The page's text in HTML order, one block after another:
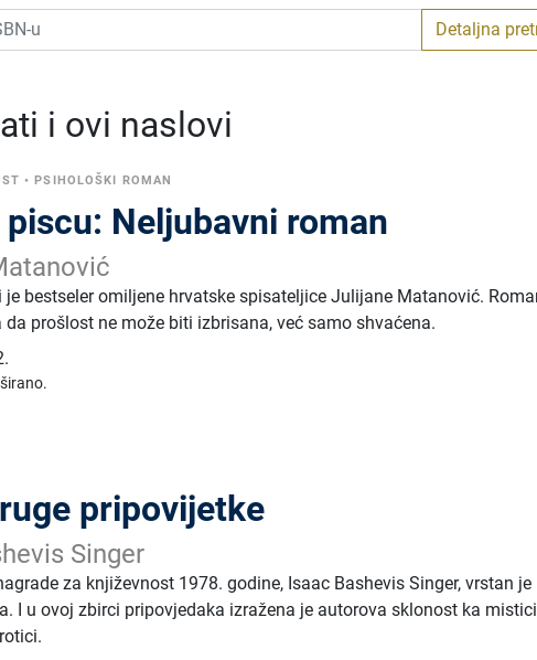
Detaljna
i ovi naslovi
• PSIHOLOŠKI ROMAN
Neljubavni roman
je bestseler omiljene hrvatske spisateljice Julijane Matanović.
da prošlost ne može biti izbrisana, već samo shvaćena.
pripovijetke
Singer
za književnost 1978. godine, Isaac Bashevis Singer, vrstan je
I u ovoj zbirci pripovjedaka izražena je autorova sklonost ka